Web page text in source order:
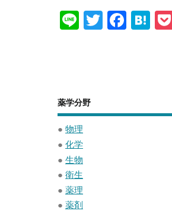
Li
T
F
o
H
薬学分野
● 物理
● 化学
● 生物
● 衛生
● 薬理
● 薬剤